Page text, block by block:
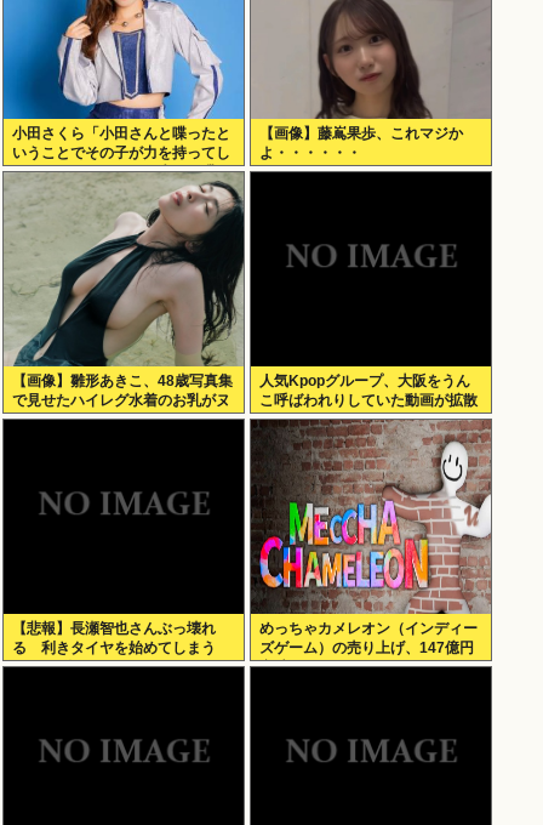
小田さくら「小田さんと喋ったと
いうことでその子が力を持ってし
まわないように、研修生とは喋ら
ないように
【画像】藤嶌果歩、これマジか
よ・・・・・・
【画像】雛形あきこ、48歳写真集
で見せたハイレグ水着のお乳がヌ
ケる
人気Kpopグループ、大阪をうん
こ呼ばわれりしていた動画が拡散
www
【悲報】長瀬智也さんぶっ壊れ
る 利きタイヤを始めてしまう
www（動画あり）
めっちゃカメレオン（インディー
ズゲーム）の売り上げ、147億円
突破www